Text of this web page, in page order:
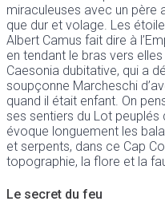
miraculeuses avec un père
que dur et volage. Les
Albert Camus fait dire à
en tendant le bras vers
Caesonia dubitative, qui a
soupçonne Marcheschi
quand il était enfant. On
ses sentiers du Lot
évoque longuement les
et serpents, dans ce Cap
topographie, la flore et la
Le secret du feu